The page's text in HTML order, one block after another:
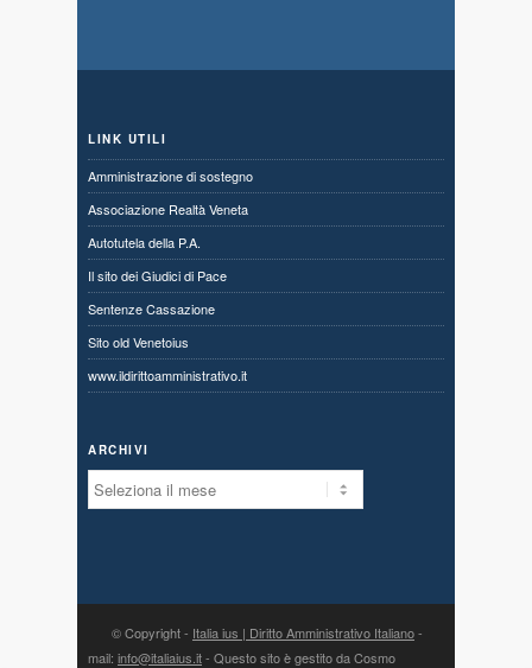
LINK UTILI
Amministrazione di sostegno
Associazione Realtà Veneta
Autotutela della P.A.
Il sito dei Giudici di Pace
Sentenze Cassazione
Sito old Venetoius
www.ildirittoamministrativo.it
ARCHIVI
Archivi
© Copyright - Italia ius | Diritto Amministrativo Italiano-
mail: info@italiaius.it- Questo sito è gestito da Cosmo